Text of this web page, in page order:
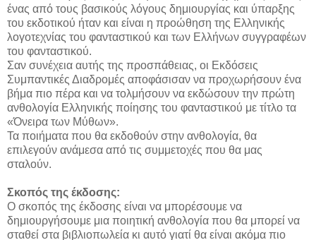
ένας από τους βασικούς λόγους δημιουργίας και ύπαρξης
του εκδοτικού ήταν και είναι η προώθηση της Ελληνικής
λογοτεχνίας του φανταστικού και των Ελλήνων συγγραφέων
του φανταστικού.
Σαν συνέχεια αυτής της προσπάθειας, οι Εκδόσεις
Συμπαντικές Διαδρομές αποφάσισαν να προχωρήσουν ένα
βήμα πιο πέρα και να τολμήσουν να εκδώσουν την πρώτη
ανθολογία Ελληνικής ποίησης του φανταστικού με τίτλο τα
«Όνειρα των Μύθων».
Τα ποιήματα που θα εκδοθούν στην ανθολογία, θα
επιλεγούν ανάμεσα από τις συμμετοχές που θα μας
σταλούν.
Σκοπός της έκδοσης:
Ο σκοπός της έκδοσης είναι να μπορέσουμε να
δημιουργήσουμε μια ποιητική ανθολογία που θα μπορεί να
σταθεί στα βιβλιοπωλεία κι αυτό γιατί θα είναι ακόμα πιο